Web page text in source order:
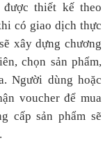
thiết kế theo
có giao dịch thực
xây dựng chương
chọn sản phẩm,
Người dùng hoặc
voucher để mua
cấp sản phẩm sẽ